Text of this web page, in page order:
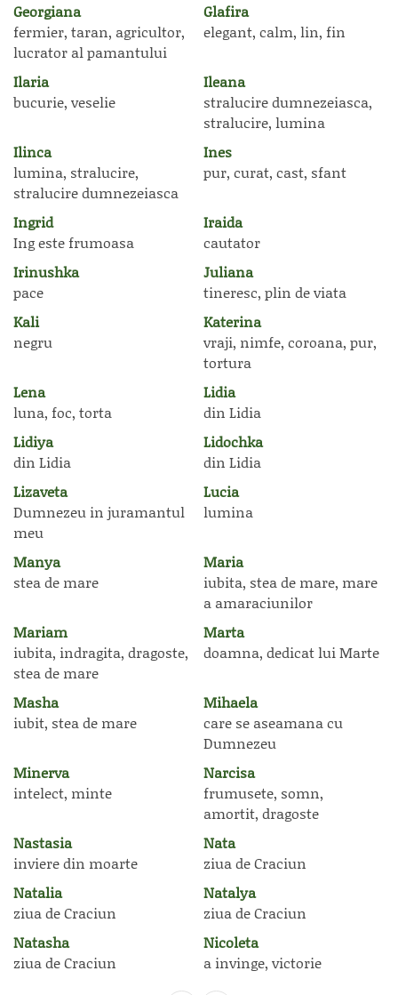
Georgiana
fermier, taran, agricultor,
lucrator al pamantului
Glafira
elegant, calm, lin, fin
Ilaria
bucurie, veselie
Ileana
stralucire dumnezeiasca,
stralucire, lumina
Ilinca
lumina, stralucire,
stralucire dumnezeiasca
Ines
pur, curat, cast, sfant
Ingrid
Ing este frumoasa
Iraida
cautator
Irinushka
pace
Juliana
tineresc, plin de viata
Kali
negru
Katerina
vraji, nimfe, coroana, pur,
tortura
Lena
luna, foc, torta
Lidia
din Lidia
Lidiya
din Lidia
Lidochka
din Lidia
Lizaveta
Dumnezeu in juramantul
meu
Lucia
lumina
Manya
stea de mare
Maria
iubita, stea de mare, mare
a amaraciunilor
Mariam
iubita, indragita, dragoste,
stea de mare
Marta
doamna, dedicat lui Marte
Masha
iubit, stea de mare
Mihaela
care se aseamana cu
Dumnezeu
Minerva
intelect, minte
Narcisa
frumusete, somn,
amortit, dragoste
Nastasia
inviere din moarte
Nata
ziua de Craciun
Natalia
ziua de Craciun
Natalya
ziua de Craciun
Natasha
ziua de Craciun
Nicoleta
a invinge, victorie